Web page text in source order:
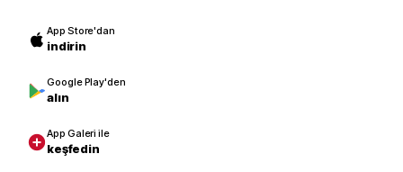
App Store'dan
indirin
Google Play'den
alın
App Galeri ile
keşfedin